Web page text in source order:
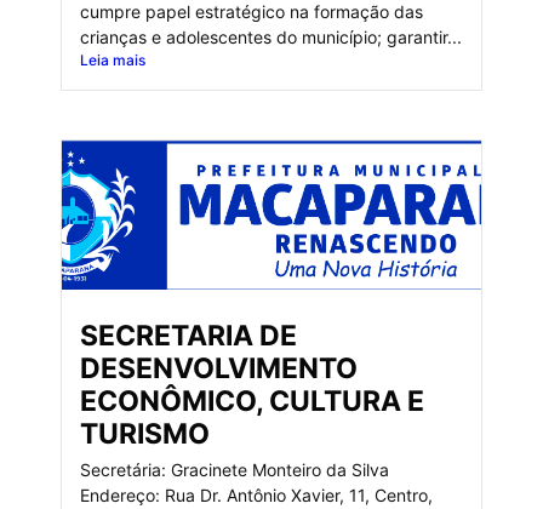
cumpre papel estratégico na formação das
crianças e adolescentes do município; garantir...
Leia mais
SECRETARIA DE
DESENVOLVIMENTO
ECONÔMICO, CULTURA E
TURISMO
Secretária: Gracinete Monteiro da Silva
Endereço: Rua Dr. Antônio Xavier, 11, Centro,